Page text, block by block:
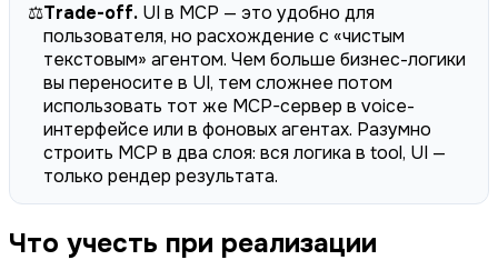
⚖️Trade-off. UI в MCP — это удобно для
пользователя, но расхождение с «чистым
текстовым» агентом. Чем больше бизнес-логики
вы переносите в UI, тем сложнее потом
использовать тот же MCP-сервер в voice-
интерфейсе или в фоновых агентах. Разумно
строить MCP в два слоя: вся логика в tool, UI —
только рендер результата.
Что учесть при реализации